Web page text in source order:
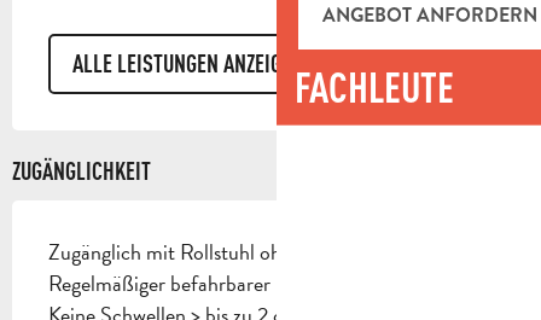
ANGEBOT ANFORDERN
FACHLEUTE
ALLE LEISTUNGEN ANZEIGEN
ZUGÄNGLICHKEIT
Zugänglich mit Rollstuhl ohne Hilfe
Regelmäßiger befahrbarer Boden ohne Hindernisse